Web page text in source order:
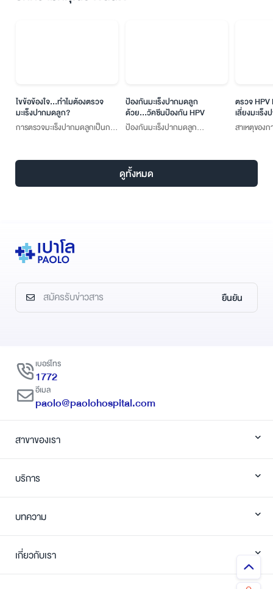
ไขข้อข้องใจ...ทำไมต้องตรวจ
มะเร็งปากมดลูก?
การตรวจมะเร็งปากมดลูกเป็นการ
ตรวจพบความผิดปกติในระยะ
ป้องกันมะเร็งปากมดลูกที่ได้ผลดี
ที่สุดวิธีหนึ่ง
ป้องกันมะเร็งปากมดลูก
ด้วย...วัคซีนป้องกัน HPV
ป้องกันมะเร็งปากมดลูก
ตรวจ HPV
เลี่ยงมะเร็งปา
สาเหตุของการ
ทางช่องคลอด
ดูทั้งหมด
ยืนยัน
เบอร์โทร
1772
อีเมล
paolo@paolohospital.com
สาขาของเรา
บริการ
บทความ
เกี่ยวกับเรา